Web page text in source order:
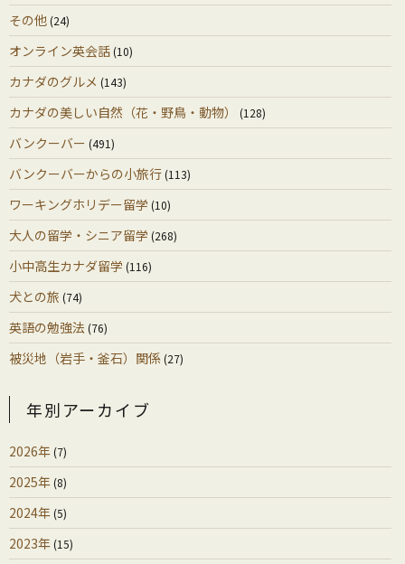
その他(24)
オンライン英会話(10)
カナダのグルメ (143)
カナダの美しい自然（花・野鳥・動物） (128)
バンクーバー (491)
バンクーバーからの小旅行(113)
ワーキングホリデー留学 (10)
大人の留学・シニア留学 (268)
小中高生カナダ留学 (116)
犬との旅 (74)
英語の勉強法 (76)
被災地（岩手・釜石）関係(27)
年別アーカイブ
2026年(7)
2025年(8)
2024年(5)
2023年(15)